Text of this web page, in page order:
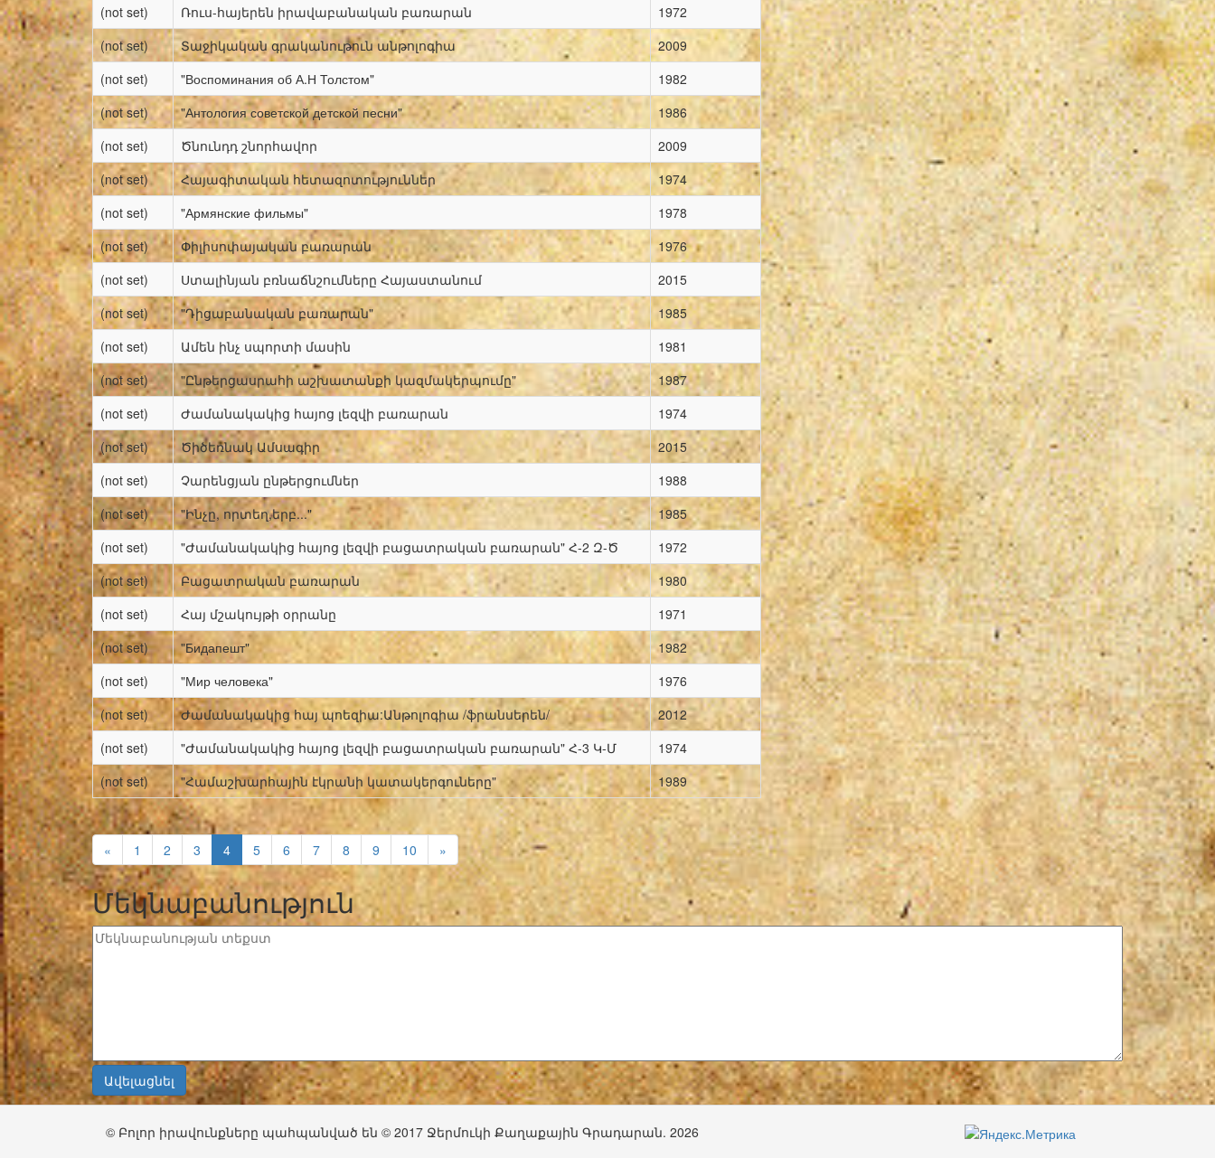
(not set)
Ռուս-հայերեն իրավաբանական բառարան
1972
(not set)
Տաջիկական գրականութուն անթոլոգիա
2009
(not set)
"Воспоминания об А.Н Толстом"
1982
(not set)
"Антология советской детской песни"
1986
(not set)
Ծնունդդ շնորհավոր
2009
(not set)
Հայագիտական հետազոտություններ
1974
(not set)
"Армянские фильмы"
1978
(not set)
Փիլիսոփայական բառարան
1976
(not set)
Ստալինյան բռնաճնշումները Հայաստանում
2015
(not set)
"Դիցաբանական բառարան"
1985
(not set)
Ամեն ինչ սպորտի մասին
1981
(not set)
"Ընթերցասրահի աշխատանքի կազմակերպումը"
1987
(not set)
Ժամանակակից հայոց լեզվի բառարան
1974
(not set)
Ծիծեռնակ Ամսագիր
2015
(not set)
Չարենցյան ընթերցումներ
1988
(not set)
"Ինչը, որտեղ,երբ..."
1985
(not set)
"Ժամանակակից հայոց լեզվի բացատրական բառարան" Հ-2 Զ-Ծ
1972
(not set)
Բացատրական բառարան
1980
(not set)
Հայ մշակույթի օրրանը
1971
(not set)
"Бидапешт"
1982
(not set)
"Мир человека"
1976
(not set)
Ժամանակակից հայ պոեզիա:Անթոլոգիա /ֆրանսերեն/
2012
(not set)
"Ժամանակակից հայոց լեզվի բացատրական բառարան" Հ-3 Կ-Մ
1974
(not set)
"Համաշխարհային էկրանի կատակերգուները" 1989
« 1 2 3 4 5 6 7 8 9 10 »
Մեկնաբանություն
© Բոլոր իրավունքները պահպանված են © 2017 Ջերմուկի Քաղաքային Գրադարան. 2026